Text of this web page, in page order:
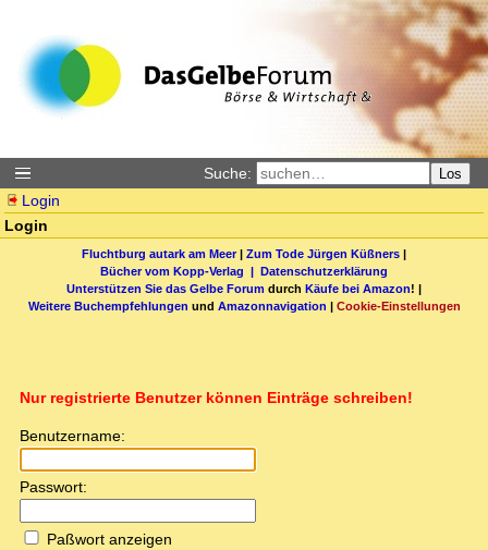
Suche: Los
Login
Login
Fluchtburg autark am Meer| Zum Tode Jürgen Küßners |
Bücher vom Kopp-Verlag | Datenschutzerklärung
Unterstützen Sie das Gelbe Forum durch Käufe bei Amazon! |
Weitere Buchempfehlungen und Amazonnavigation | Cookie-Einstellungen
Nur registrierte Benutzer können Einträge schreiben!
Benutzername:
Passwort:
Paßwort anzeigen